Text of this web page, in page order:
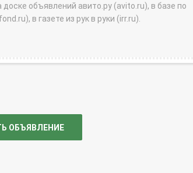
объявлений авито.ру (avito.ru), в базе по
в газете из рук в руки (irr.ru).
ОБЪЯВЛЕНИЕ